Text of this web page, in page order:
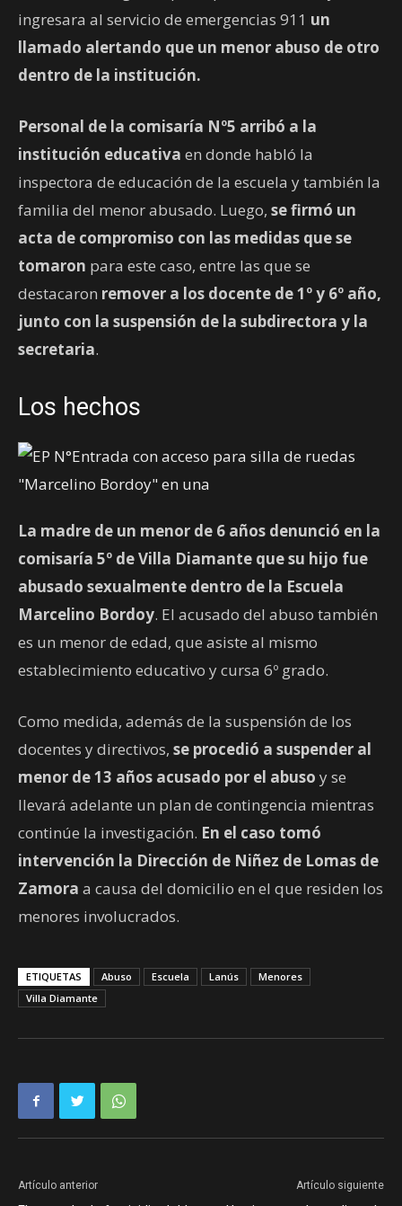
ingresara al servicio de emergencias 911 un
llamado alertando que un menor abuso de otro
dentro de la institución.
Personal de la comisaría Nº5 arribó a la
institución educativa en donde habló la
inspectora de educación de la escuela y también la
familia del menor abusado. Luego, se firmó un
acta de compromiso con las medidas que se
tomaron para este caso, entre las que se
destacaron remover a los docente de 1º y 6º año,
junto con la suspensión de la subdirectora y la
secretaria.
Los hechos
La madre de un menor de 6 años denunció en la
comisaría 5º de Villa Diamante que su hijo fue
abusado sexualmente dentro de la Escuela
Marcelino Bordoy. El acusado del abuso también
es un menor de edad, que asiste al mismo
establecimiento educativo y cursa 6º grado.
Como medida, además de la suspensión de los
docentes y directivos, se procedió a suspender al
menor de 13 años acusado por el abuso y se
llevará adelante un plan de contingencia mientras
continúe la investigación. En el caso tomó
intervención la Dirección de Niñez de Lomas de
Zamora a causa del domicilio en el que residen los
menores involucrados.
ETIQUETAS Abuso Escuela Lanús
Menores
Villa Diamante
Artículo anterior Artículo siguiente